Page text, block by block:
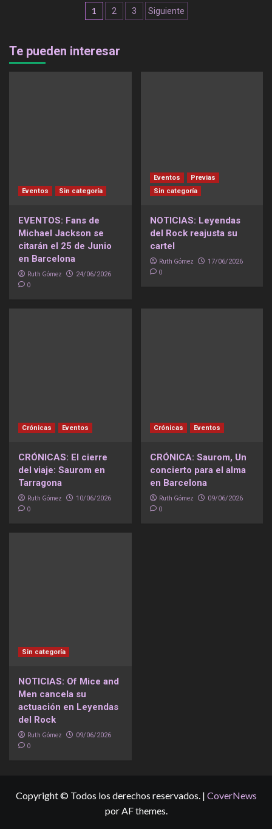
Navegación
entradas
1 2 3 Siguiente
Te pueden interesar
Eventos Sin categoría
EVENTOS: Fans de
Michael Jackson se
citarán el 25 de Junio
en Barcelona
Ruth Gómez 24/06/2026
0
Eventos
Previas
Sin categoría
NOTICIAS: Leyendas
del Rock reajusta su
cartel
Ruth Gómez 17/06/2026
0
Crónicas Eventos
CRÓNICAS: El cierre
del viaje: Saurom en
Tarragona
Ruth Gómez 10/06/2026
0
Crónicas Eventos
CRÓNICA: Saurom, Un
concierto para el alma
en Barcelona
Ruth Gómez 09/06/2026
0
Sin categoría
NOTICIAS: Of Mice and
Men cancela su
actuación en Leyendas
del Rock
Ruth Gómez 09/06/2026
0
Copyright © Todos los derechos reservados. | CoverNews
por AF themes.